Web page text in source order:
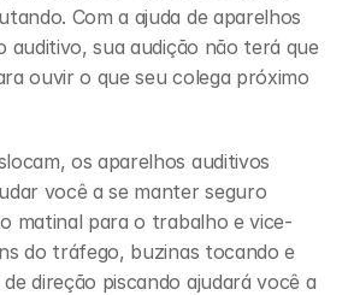
Com a ajuda de aparelhos
auditivo, sua audição não terá que
ouvir o que seu colega próximo
os aparelhos auditivos
você a se manter seguro
matinal para o trabalho e vice-
do tráfego, buzinas tocando e
direção piscando ajudará você a